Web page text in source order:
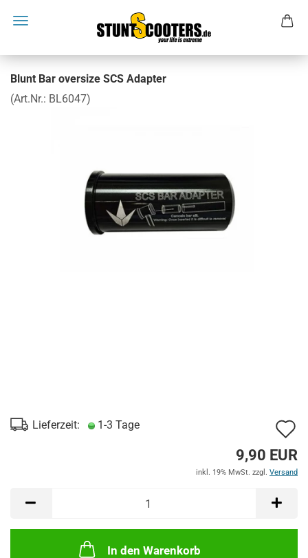
Blunt Bar oversize SCS Adapter
(Art.Nr.: BL6047)
Lieferzeit: 1-3 Tage
9,90 EUR
inkl. 19% MwSt. zzgl. Versand
In den Warenkorb